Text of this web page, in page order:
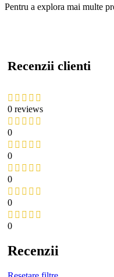
Pentru a explora mai multe
Recenzii clienti
0 reviews
0
0
0
0
0
Recenzii